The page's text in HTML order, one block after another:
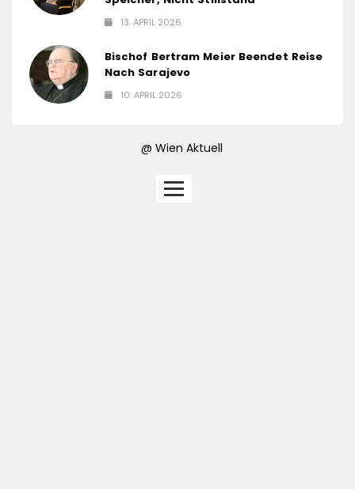
13. APRIL 2026
Bischof Bertram Meier Beendet Reise
Nach Sarajevo
10. APRIL 2026
@ Wien Aktuell